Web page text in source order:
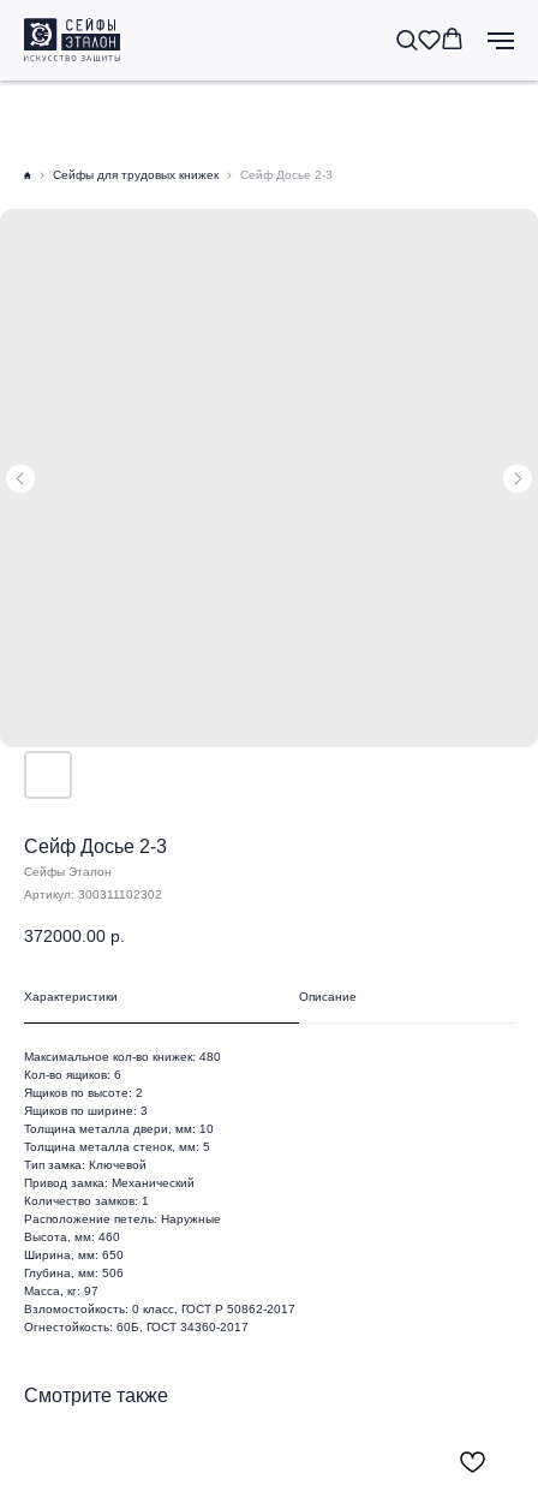
Сейфы для трудовых книжек Сейф Досье 2-3
Сейф Досье 2-3
Сейфы Эталон
Артикул: 300311102302
372000.00 р.
Характеристики Описание
Максимальное кол-во книжек: 480
Кол-во ящиков: 6
Ящиков по высоте: 2
Ящиков по ширине: 3
Толщина металла двери, мм: 10
Толщина металла стенок, мм: 5
Тип замка: Ключевой
Привод замка: Механический
Количество замков: 1
Расположение петель: Наружные
Высота, мм: 460
Ширина, мм: 650
Глубина, мм: 506
Масса, кг: 97
Взломостойкость: 0 класс, ГОСТ Р 50862-2017
Огнестойкость: 60Б, ГОСТ 34360-2017
Смотрите также